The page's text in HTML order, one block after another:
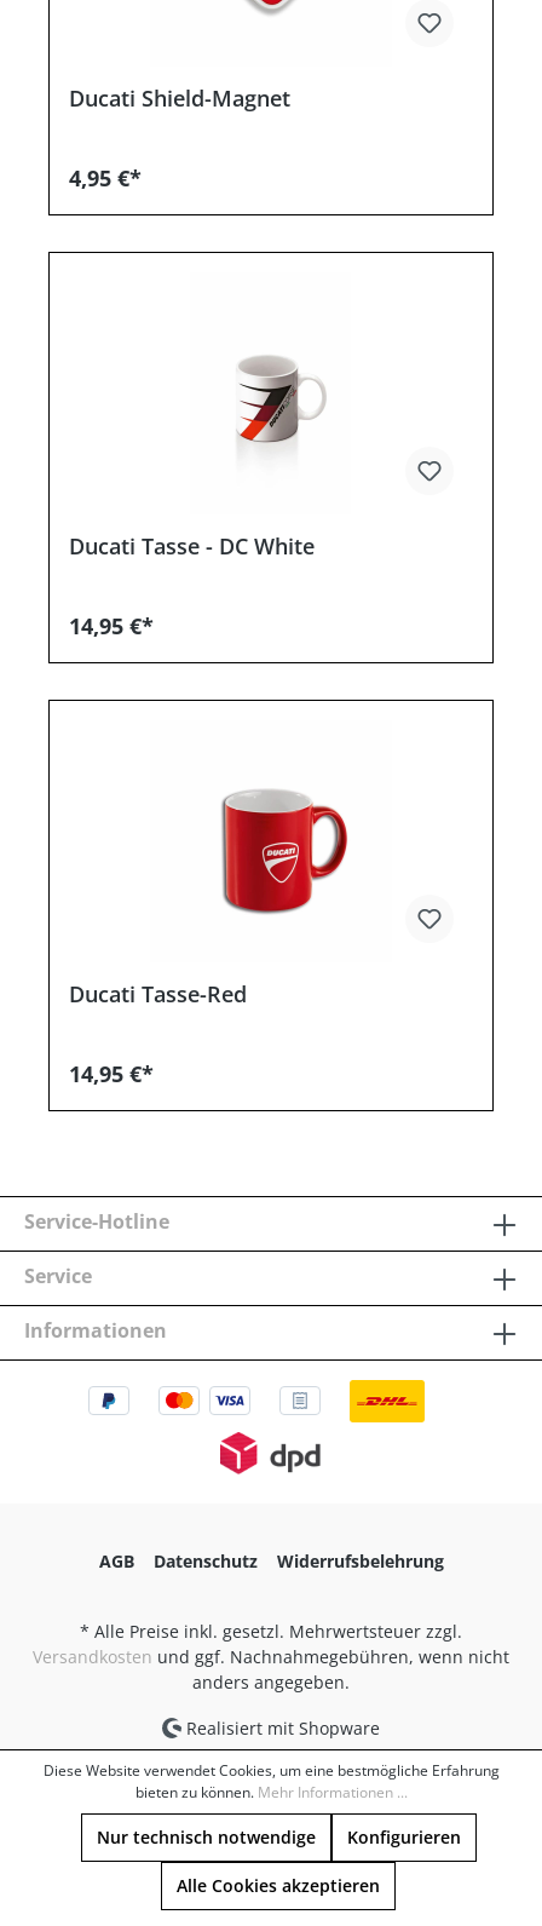
Ducati Shield-Magnet
4,95 €*
Ducati Tasse - DC White
14,95 €*
Ducati Tasse-Red
14,95 €*
Service-Hotline
Service
Informationen
AGB Datenschutz Widerrufsbelehrung
* Alle Preise inkl. gesetzl. Mehrwertsteuer zzgl.
Versandkosten und ggf. Nachnahmegebühren, wenn nicht
anders angegeben.
Realisiert mit Shopware
Diese Website verwendet Cookies, um eine bestmögliche Erfahrung
bieten zu können. Mehr Informationen ...
Nur technisch notwendige Konfigurieren
Alle Cookies akzeptieren